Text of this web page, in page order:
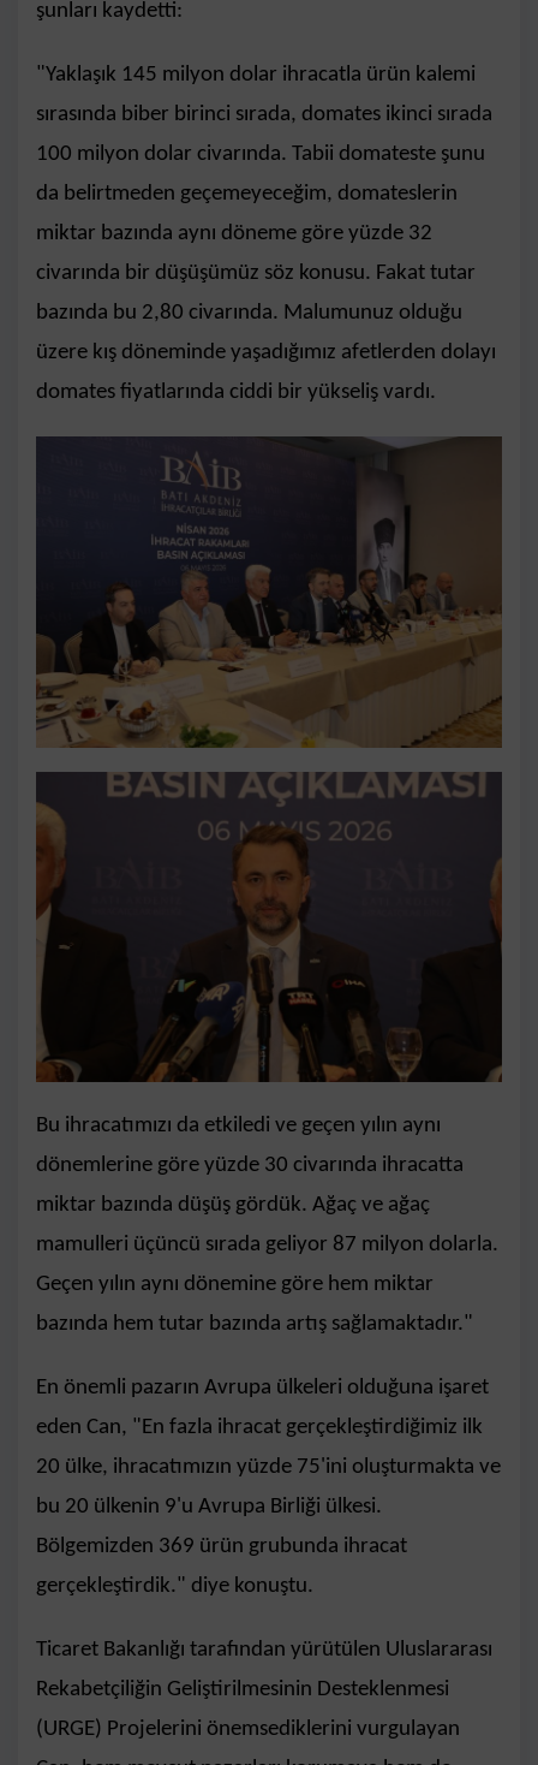
şunları kaydetti:
"Yaklaşık 145 milyon dolar ihracatla ürün kalemi
sırasında biber birinci sırada, domates ikinci sırada
100 milyon dolar civarında. Tabii domateste şunu
da belirtmeden geçemeyeceğim, domateslerin
miktar bazında aynı döneme göre yüzde 32
civarında bir düşüşümüz söz konusu. Fakat tutar
bazında bu 2,80 civarında. Malumunuz olduğu
üzere kış döneminde yaşadığımız afetlerden dolayı
domates fiyatlarında ciddi bir yükseliş vardı.
Bu ihracatımızı da etkiledi ve geçen yılın aynı
dönemlerine göre yüzde 30 civarında ihracatta
miktar bazında düşüş gördük. Ağaç ve ağaç
mamulleri üçüncü sırada geliyor 87 milyon dolarla.
Geçen yılın aynı dönemine göre hem miktar
bazında hem tutar bazında artış sağlamaktadır."
En önemli pazarın Avrupa ülkeleri olduğuna işaret
eden Can, "En fazla ihracat gerçekleştirdiğimiz ilk
20 ülke, ihracatımızın yüzde 75'ini oluşturmakta ve
bu 20 ülkenin 9'u Avrupa Birliği ülkesi.
Bölgemizden 369 ürün grubunda ihracat
gerçekleştirdik." diye konuştu.
Ticaret Bakanlığı tarafından yürütülen Uluslararası
Rekabetçiliğin Geliştirilmesinin Desteklenmesi
(URGE) Projelerini önemsediklerini vurgulayan